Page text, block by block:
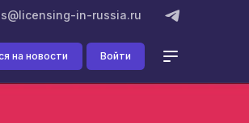
in-russia.ru
на новости Войти